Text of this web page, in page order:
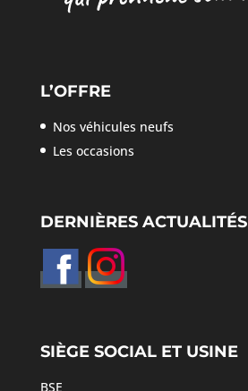
L’OFFRE
Nos véhicules neufs
Les occasions
DERNIÈRES ACTUALITÉS
SIÈGE SOCIAL ET USINE
BSE